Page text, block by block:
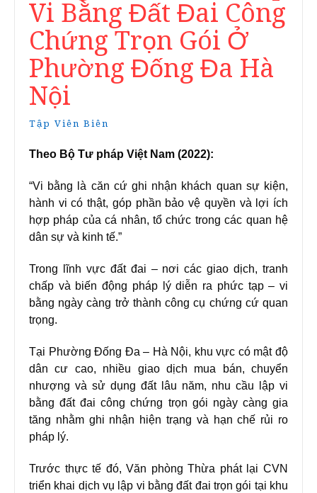
Vi Bằng Đất Đai Công
Chứng Trọn Gói Ở
Phường Đống Đa Hà
Nội
Tập Viên Biên
Theo Bộ Tư pháp Việt Nam (2022):
“Vi bằng là căn cứ ghi nhận khách quan sự kiện,
hành vi có thật, góp phần bảo vệ quyền và lợi ích
hợp pháp của cá nhân, tổ chức trong các quan hệ
dân sự và kinh tế.”
Trong lĩnh vực đất đai – nơi các giao dịch, tranh
chấp và biến động pháp lý diễn ra phức tạp – vi
bằng ngày càng trở thành công cụ chứng cứ quan
trọng.
Tại Phường Đống Đa – Hà Nội, khu vực có mật độ
dân cư cao, nhiều giao dịch mua bán, chuyển
nhượng và sử dụng đất lâu năm, nhu cầu lập vi
bằng đất đai công chứng trọn gói ngày càng gia
tăng nhằm ghi nhận hiện trạng và hạn chế rủi ro
pháp lý.
Trước thực tế đó, Văn phòng Thừa phát lại CVN
triển khai dịch vụ lập vi bằng đất đai trọn gói tại khu